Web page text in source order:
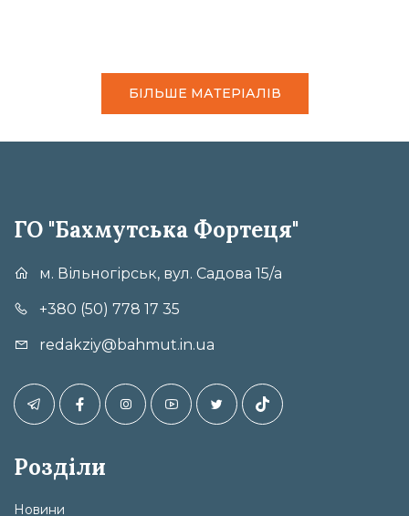
БІЛЬШЕ МАТЕРІАЛІВ
ГО "Бахмутська Фортеця"
м. Вільногірськ, вул. Садова 15/а
+380 (50) 778 17 35
redakziy@bahmut.in.ua
Розділи
Новини